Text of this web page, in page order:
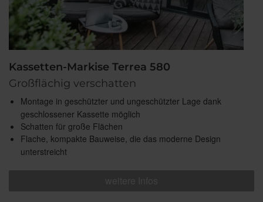
Kassetten-Markise Terrea 580
Großflächig verschatten
Montage in geschützter und ungeschützter Lage dank
geschlossener Kassette möglich
Schatten für große Flächen
Flache, kompakte Bauweise, die das moderne Design
unterstreicht